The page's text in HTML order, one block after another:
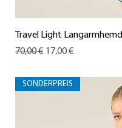
Travel Light Langarmhemd
Standardpreis
70,00 € Sale-Preis
17,00 €
SONDERPREIS